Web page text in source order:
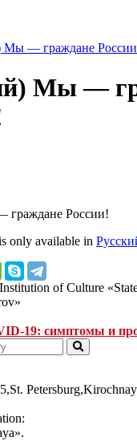
Мы — граждане
Мы —
России!
only available in
of Culture
19: симптомы и